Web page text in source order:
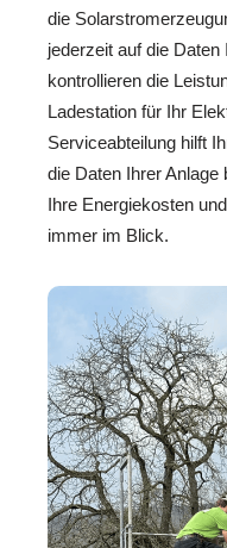
die
jederzeit auf die
kontrollieren die
Ladestation für Ihr
Serviceabteilung hilft
die Daten Ihrer Anlage
Ihre Energiekosten
immer im Blick.